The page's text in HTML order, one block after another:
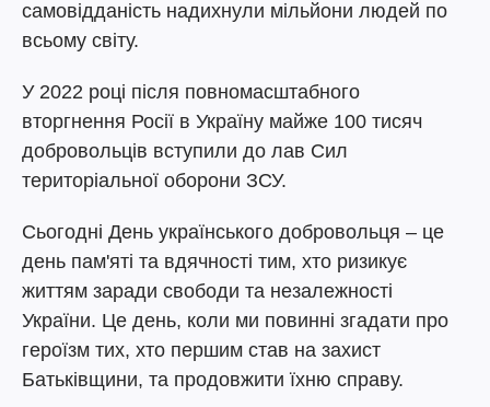
самовідданість надихнули мільйони людей по
всьому світу.
У 2022 році після повномасштабного
вторгнення Росії в Україну майже 100 тисяч
добровольців вступили до лав Сил
територіальної оборони ЗСУ.
Сьогодні День українського добровольця – це
день пам'яті та вдячності тим, хто ризикує
життям заради свободи та незалежності
України. Це день, коли ми повинні згадати про
героїзм тих, хто першим став на захист
Батьківщини, та продовжити їхню справу.